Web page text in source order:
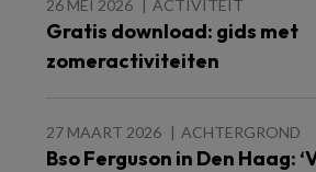
26 MEI 2026 ACTIVITEIT
Gratis download: gids met
zomeractiviteiten
27 MAART 2026 ACHTERGROND
Bso Ferguson in Den Haag: